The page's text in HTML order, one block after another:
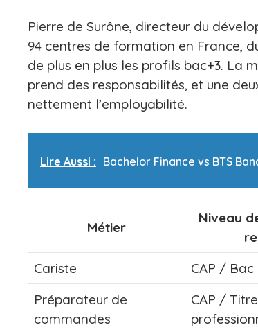
Pierre de Surône, directeur du
94 centres de formation en France,
de plus en plus les profils bac+3. La
prend des responsabilités, et une
nettement l’employabilité.
Lire Aussi : Bachelor Finance vs BTS
Métier
Niveau
Cariste CAP / Bac
Préparateur de
commandes
CAP / Titre